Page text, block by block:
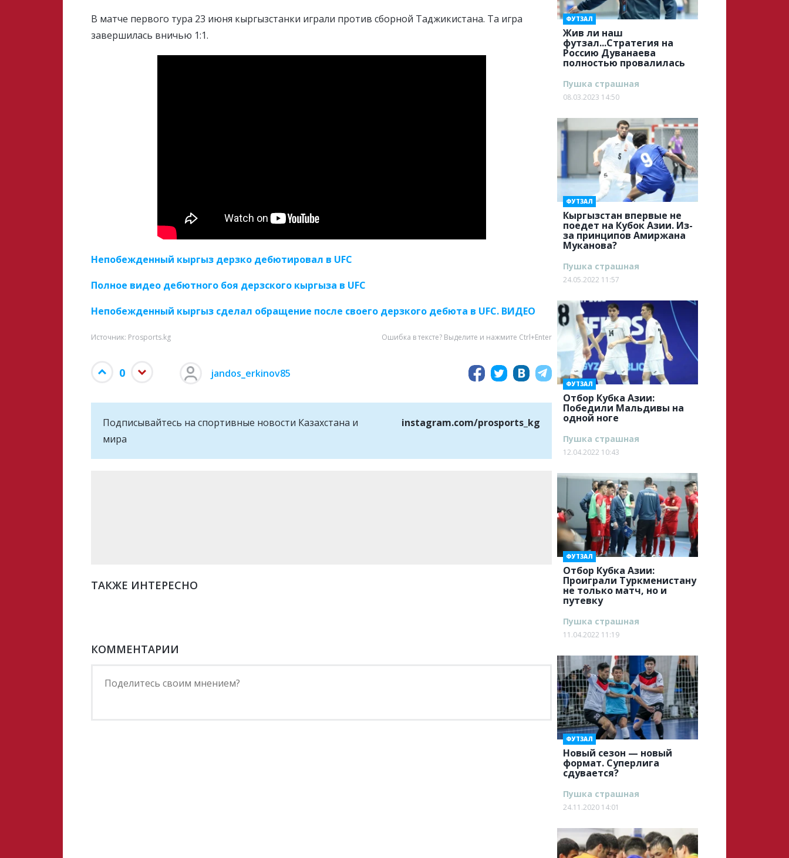
В матче первого тура 23 июня кыргызстанки играли против сборной Таджикистана. Та игра
завершилась вничью 1:1.
Непобежденный кыргыз дерзко дебютировал в UFC
Полное видео дебютного боя дерзского кыргыза в UFC
Непобежденный кыргыз сделал обращение после своего дерзкого дебюта в UFC. ВИДЕО
Источник: Prosports.kg Ошибка в тексте? Выделите и нажмите Ctrl+Enter
0 jandos_erkinov85
Подписывайтесь на cпортивные новости Казахстана и
мира
instagram.com/prosports_kg
ТАКЖЕ ИНТЕРЕСНО
КОММЕНТАРИИ
Жив ли наш
футзал...Стратегия на
Россию Дуванаева
полностью провалилась
ФУТЗАЛ
Пушка страшная
08.03.2023 14:50
Кыргызстан впервые не
поедет на Кубок Азии. Из-
за принципов Амиржана
Муканова?
ФУТЗАЛ
Пушка страшная
24.05.2022 11:57
Отбор Кубка Азии:
Победили Мальдивы на
одной ноге
ФУТЗАЛ
Пушка страшная
12.04.2022 10:43
Отбор Кубка Азии:
Проиграли Туркменистану
не только матч, но и
путевку
ФУТЗАЛ
Пушка страшная
11.04.2022 11:19
Новый сезон — новый
формат. Суперлига
сдувается?
ФУТЗАЛ
Пушка страшная
24.11.2020 14:01